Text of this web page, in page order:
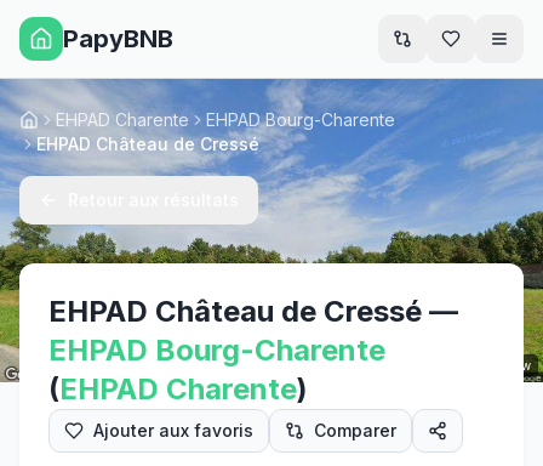
PapyBNB
Street View
AccueilEHPAD Charente
EHPAD Bourg-Charente
EHPAD Château de Cressé
EHPAD Château de Cressé —
EHPAD Bourg-Charente
(EHPAD Charente)
Ajouter aux favoris Comparer